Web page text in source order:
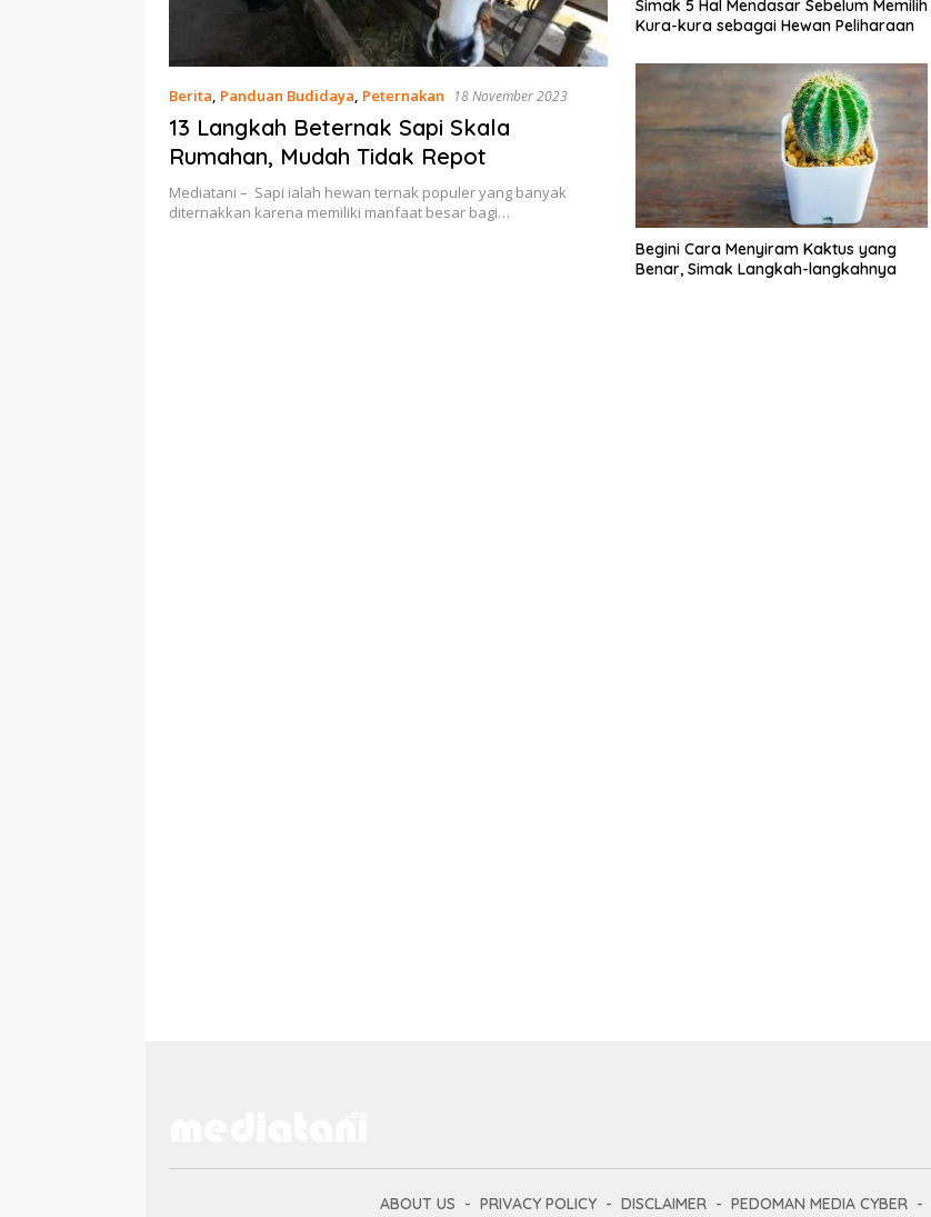
Berita, Panduan Budidaya, Peternakan 18 November 2023
13 Langkah Beternak Sapi Skala
Rumahan, Mudah Tidak Repot
Mediatani – Sapi ialah hewan ternak populer yang banyak
diternakkan karena memiliki manfaat besar bagi…
Simak 5 Hal Mendasar Sebelum Memilih
Kura-kura sebagai Hewan Peliharaan
Begini Cara Menyiram Kaktus yang
Benar, Simak Langkah-langkahnya
ABOUT US PRIVACY POLICY DISCLAIMER PEDOMAN MEDIA CYBER